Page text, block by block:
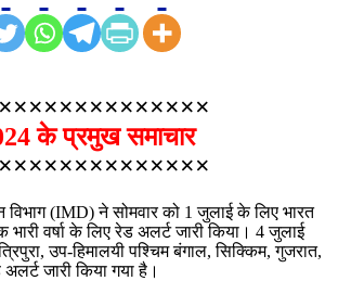
के प्रमुख समाचार
विभाग (IMD) ने सोमवार को 1 जुलाई के लिए भारत
वर्षा के लिए रेड अलर्ट जारी किया। 4 जुलाई
उप-हिमालयी पश्चिम बंगाल, सिक्किम, गुजरात,
जारी किया गया है।